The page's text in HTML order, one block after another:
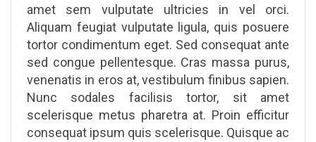
amet sem vulputate ultricies in vel orci.
Aliquam feugiat vulputate ligula, quis posuere
tortor condimentum eget. Sed consequat ante
sed congue pellentesque. Cras massa purus,
venenatis in eros at, vestibulum finibus sapien.
Nunc sodales facilisis tortor, sit amet
scelerisque metus pharetra at. Proin efficitur
consequat ipsum quis scelerisque. Quisque ac